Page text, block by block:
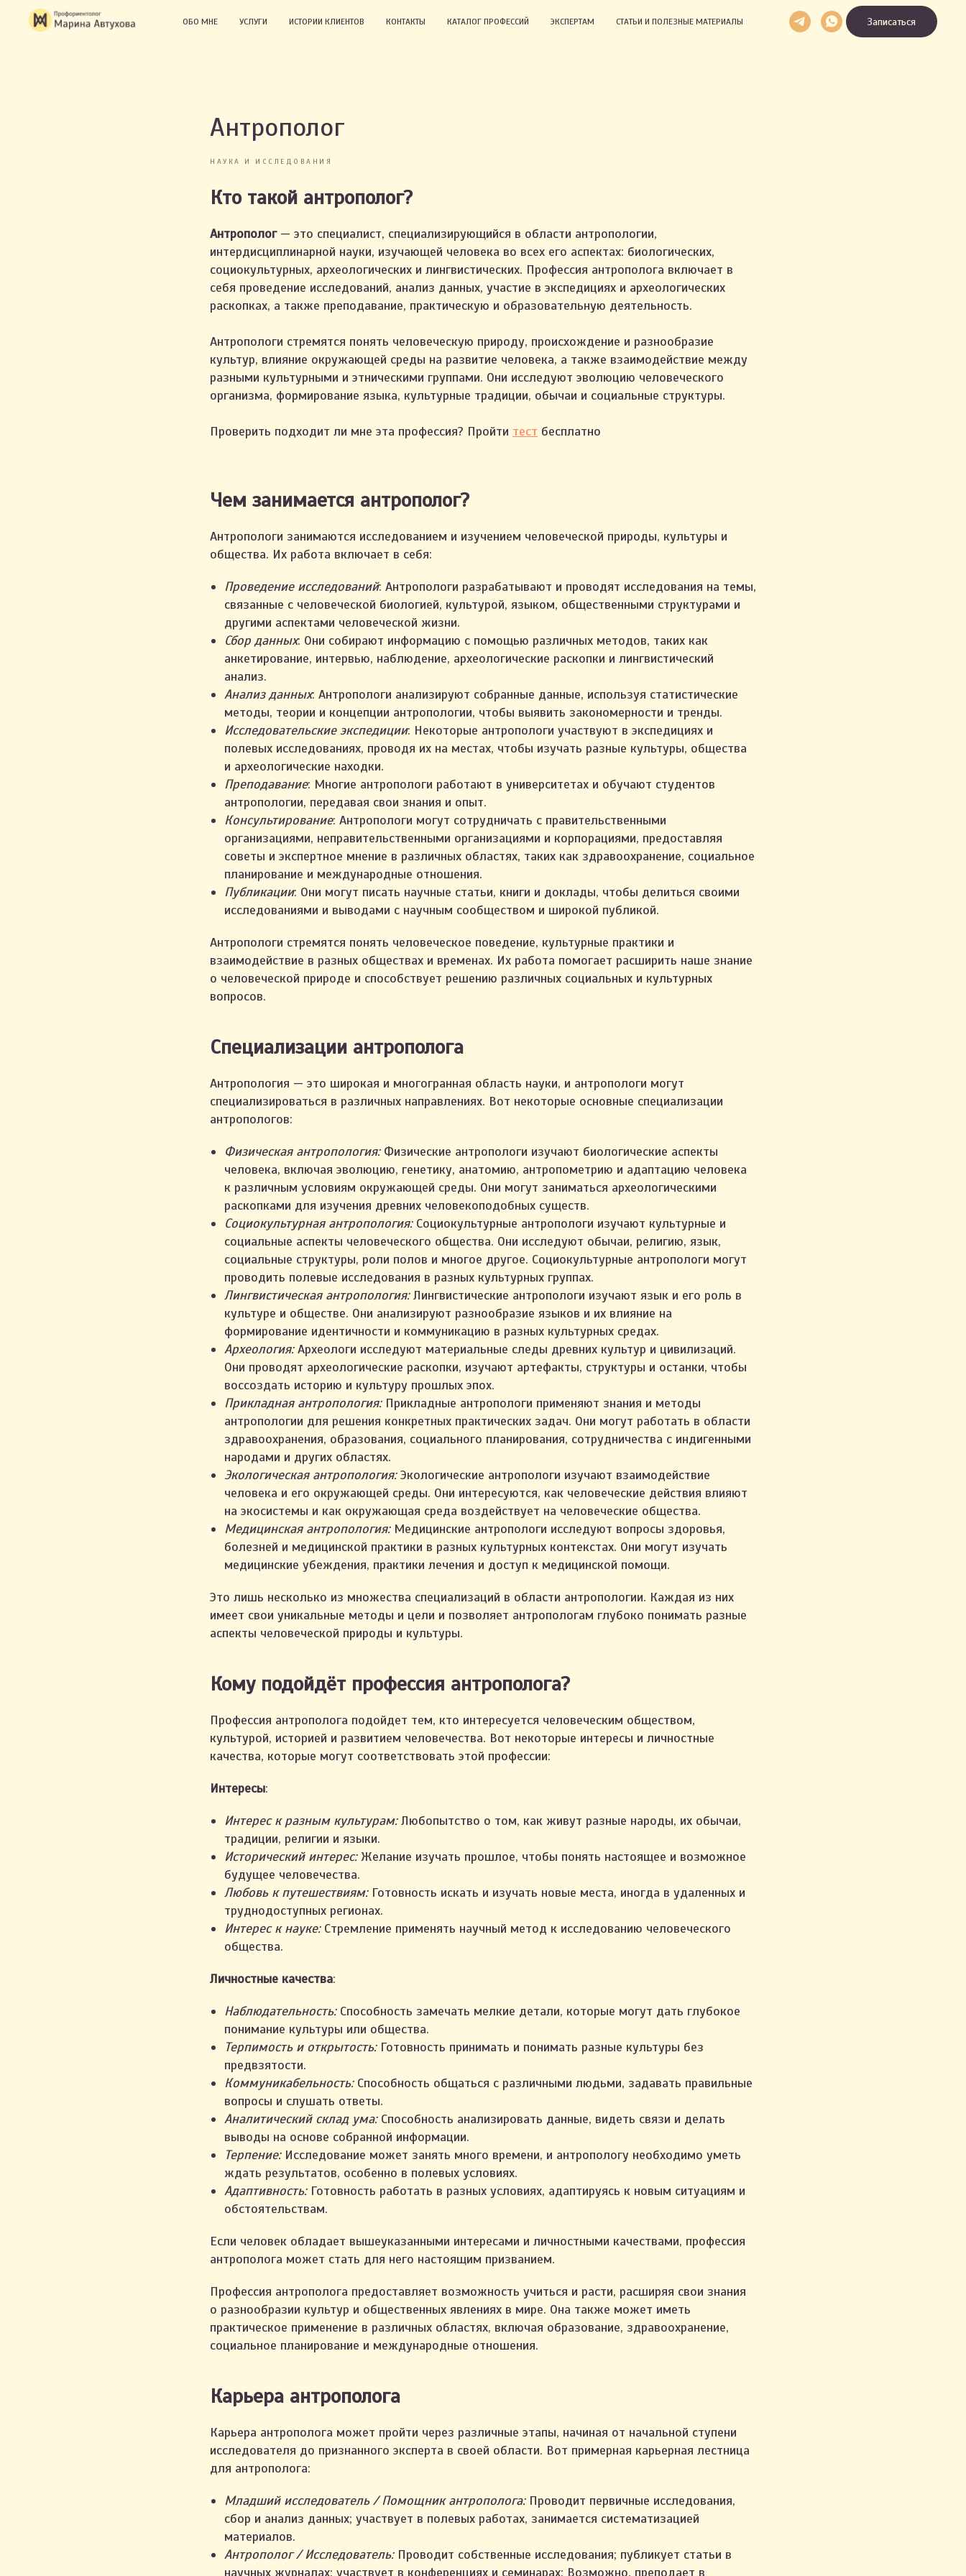
ОБО МНЕ УСЛУГИ ИСТОРИИ КЛИЕНТОВ КОНТАКТЫ КАТАЛОГ ПРОФЕССИЙ ЭКСПЕРТАМ СТАТЬИ И ПОЛЕЗНЫЕ МАТЕРИАЛЫ Записаться
Антрополог
НАУКА И ИССЛЕДОВАНИЯ
Кто такой антрополог?
Антрополог— это специалист, специализирующийся в области антропологии,
интердисциплинарной науки, изучающей человека во всех его аспектах: биологических,
социокультурных, археологических и лингвистических. Профессия антрополога включает в
себя проведение исследований, анализ данных, участие в экспедициях и археологических
раскопках, а также преподавание, практическую и образовательную деятельность.
Антропологи стремятся понять человеческую природу, происхождение и разнообразие
культур, влияние окружающей среды на развитие человека, а также взаимодействие между
разными культурными и этническими группами. Они исследуют эволюцию человеческого
организма, формирование языка, культурные традиции, обычаи и социальные структуры.
Проверить подходит ли мне эта профессия? Пройти тест бесплатно
Чем занимается антрополог?
Антропологи занимаются исследованием и изучением человеческой природы, культуры и
общества. Их работа включает в себя:
Проведение исследований: Антропологи разрабатывают и проводят исследования на темы,
связанные с человеческой биологией, культурой, языком, общественными структурами и
другими аспектами человеческой жизни.
Сбор данных: Они собирают информацию с помощью различных методов, таких как
анкетирование, интервью, наблюдение, археологические раскопки и лингвистический
анализ.
Анализ данных: Антропологи анализируют собранные данные, используя статистические
методы, теории и концепции антропологии, чтобы выявить закономерности и тренды.
Исследовательские экспедиции: Некоторые антропологи участвуют в экспедициях и
полевых исследованиях, проводя их на местах, чтобы изучать разные культуры, общества
и археологические находки.
Преподавание: Многие антропологи работают в университетах и обучают студентов
антропологии, передавая свои знания и опыт.
Консультирование: Антропологи могут сотрудничать с правительственными
организациями, неправительственными организациями и корпорациями, предоставляя
советы и экспертное мнение в различных областях, таких как здравоохранение, социальное
планирование и международные отношения.
Публикации: Они могут писать научные статьи, книги и доклады, чтобы делиться своими
исследованиями и выводами с научным сообществом и широкой публикой.
Антропологи стремятся понять человеческое поведение, культурные практики и
взаимодействие в разных обществах и временах. Их работа помогает расширить наше знание
о человеческой природе и способствует решению различных социальных и культурных
вопросов.
Специализации антрополога
Антропология — это широкая и многогранная область науки, и антропологи могут
специализироваться в различных направлениях. Вот некоторые основные специализации
антропологов:
Физическая антропология:Физические антропологи изучают биологические аспекты
человека, включая эволюцию, генетику, анатомию, антропометрию и адаптацию человека
к различным условиям окружающей среды. Они могут заниматься археологическими
раскопками для изучения древних человекоподобных существ.
Социокультурная антропология:Социокультурные антропологи изучают культурные и
социальные аспекты человеческого общества. Они исследуют обычаи, религию, язык,
социальные структуры, роли полов и многое другое. Социокультурные антропологи могут
проводить полевые исследования в разных культурных группах.
Лингвистическая антропология:Лингвистические антропологи изучают язык и его роль в
культуре и обществе. Они анализируют разнообразие языков и их влияние на
формирование идентичности и коммуникацию в разных культурных средах.
Археология:Археологи исследуют материальные следы древних культур и цивилизаций.
Они проводят археологические раскопки, изучают артефакты, структуры и останки, чтобы
воссоздать историю и культуру прошлых эпох.
Прикладная антропология:Прикладные антропологи применяют знания и методы
антропологии для решения конкретных практических задач. Они могут работать в области
здравоохранения, образования, социального планирования, сотрудничества с индигенными
народами и других областях.
Экологическая антропология:Экологические антропологи изучают взаимодействие
человека и его окружающей среды. Они интересуются, как человеческие действия влияют
на экосистемы и как окружающая среда воздействует на человеческие общества.
Медицинская антропология:Медицинские антропологи исследуют вопросы здоровья,
болезней и медицинской практики в разных культурных контекстах. Они могут изучать
медицинские убеждения, практики лечения и доступ к медицинской помощи.
Это лишь несколько из множества специализаций в области антропологии. Каждая из них
имеет свои уникальные методы и цели и позволяет антропологам глубоко понимать разные
аспекты человеческой природы и культуры.
Кому подойдёт профессия антрополога?
Профессия антрополога подойдет тем, кто интересуется человеческим обществом,
культурой, историей и развитием человечества. Вот некоторые интересы и личностные
качества, которые могут соответствовать этой профессии:
Интересы:
Интерес к разным культурам:Любопытство о том, как живут разные народы, их обычаи,
традиции, религии и языки.
Исторический интерес:Желание изучать прошлое, чтобы понять настоящее и возможное
будущее человечества.
Любовь к путешествиям:Готовность искать и изучать новые места, иногда в удаленных и
труднодоступных регионах.
Интерес к науке:Стремление применять научный метод к исследованию человеческого
общества.
Личностные качества:
Наблюдательность:Способность замечать мелкие детали, которые могут дать глубокое
понимание культуры или общества.
Терпимость и открытость:Готовность принимать и понимать разные культуры без
предвзятости.
Коммуникабельность:Способность общаться с различными людьми, задавать правильные
вопросы и слушать ответы.
Аналитический склад ума:Способность анализировать данные, видеть связи и делать
выводы на основе собранной информации.
Терпение:Исследование может занять много времени, и антропологу необходимо уметь
ждать результатов, особенно в полевых условиях.
Адаптивность:Готовность работать в разных условиях, адаптируясь к новым ситуациям и
обстоятельствам.
Если человек обладает вышеуказанными интересами и личностными качествами, профессия
антрополога может стать для него настоящим призванием.
Профессия антрополога предоставляет возможность учиться и расти, расширяя свои знания
о разнообразии культур и общественных явлениях в мире. Она также может иметь
практическое применение в различных областях, включая образование, здравоохранение,
социальное планирование и международные отношения.
Карьера антрополога
Карьера антрополога может пройти через различные этапы, начиная от начальной ступени
исследователя до признанного эксперта в своей области. Вот примерная карьерная лестница
для антрополога:
Младший исследователь / Помощник антрополога:Проводит первичные исследования,
сбор и анализ данных; участвует в полевых работах, занимается систематизацией
материалов.
Антрополог / Исследователь:Проводит собственные исследования; публикует статьи в
научных журналах; участвует в конференциях и семинарах; Возможно, преподает в